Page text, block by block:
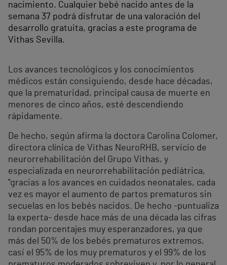
nacimiento. Cualquier bebé nacido antes de la
semana 37 podrá disfrutar de una valoración del
desarrollo gratuita, gracias a este programa de
Vithas Sevilla.
Los avances tecnológicos y los conocimientos
médicos están consiguiendo, desde hace décadas,
que la prematuridad, principal causa de muerte en
menores de cinco años, esté descendiendo
rápidamente.
De hecho, según afirma la doctora Carolina Colomer,
directora clínica de Vithas NeuroRHB, servicio de
neurorrehabilitación del Grupo Vithas, y
especializada en neurorrehabilitación pediátrica,
"gracias a los avances en cuidados neonatales, cada
vez es mayor el aumento de partos prematuros sin
secuelas en los bebés nacidos. De hecho -puntualiza
la experta- desde hace más de una década las cifras
rondan porcentajes muy esperanzadores, ya que
más del 50% de los bebés prematuros extremos,
casi el 95% de los muy prematuros y el 99% de los